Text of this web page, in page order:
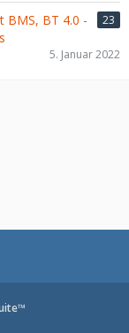
BMS, BT 4.0 -
23
5. Januar 2022